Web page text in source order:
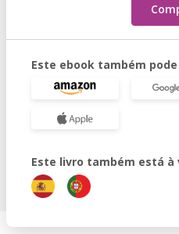
Este ebook também
Este livro também está à